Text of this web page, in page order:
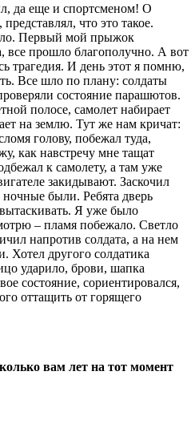
да еще и спортсменом! О
что это такое.
Первый мой прыжок
все прошло благополучно. А вот
трагедия. И день этот я помню,
Все шло по плану: солдаты
состояние парашютов.
полосе, самолет набирает
на землю. Тут же нам кричат:
голову, побежал туда,
как навстречу мне тащат
к самолету, а там уже
закидывают. Заскочил
были. Ребята дверь
Я уже было
– пламя побежало. Светло
напротив солдата, а на нем
Хотел другого солдатика
ударило, брови, шапка
состояние, сориентировался,
оттащить от горящего
вам лет на тот момент